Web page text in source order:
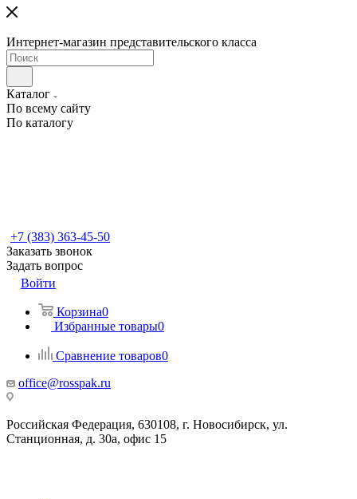
Интернет-магазин представительского класса
Каталог
По всему сайту
По каталогу
+7 (383) 363-45-50
Заказать звонок
Задать вопрос
Войти
Корзина0
Избранные товары0
Сравнение товаров0
office@rosspak.ru
Российская Федерация, 630108, г. Новосибирск, ул.
Станционная, д. 30а, офис 15